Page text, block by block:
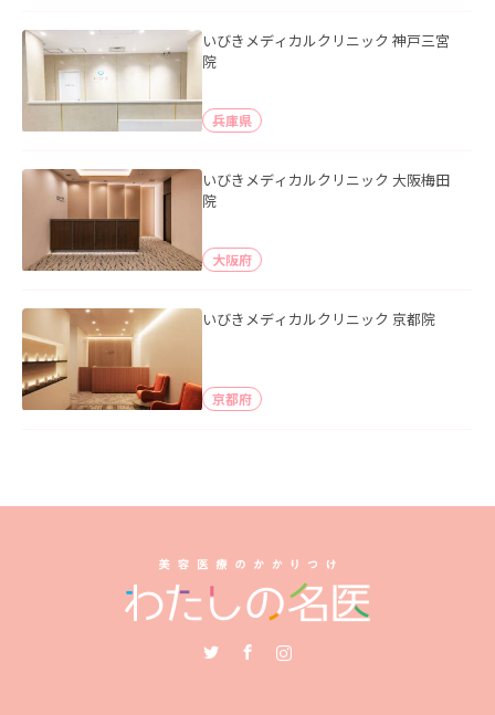
いびきメディカルクリニック 神戸三宮
院
兵庫県
いびきメディカルクリニック 大阪梅田
院
大阪府
いびきメディカルクリニック 京都院
京都府